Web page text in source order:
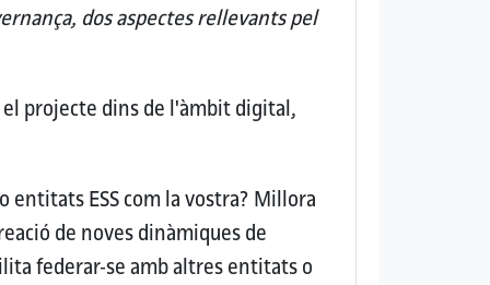
dos aspectes rellevants pel
projecte dins de l'àmbit digital,
entitats ESS com la vostra?Millora
de noves dinàmiques de
federar-se amb altres entitats o